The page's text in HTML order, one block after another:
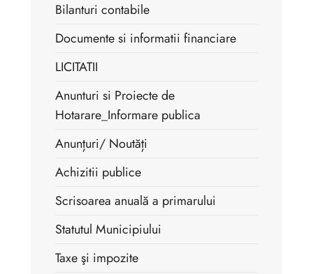
Bilanturi contabile
Documente si informatii financiare
LICITATII
Anunturi si Proiecte de
Hotarare _Informare publica
Anunțuri/ Noutăți
Achizitii publice
Scrisoarea anuală a primarului
Statutul Municipiului
Taxe şi impozite